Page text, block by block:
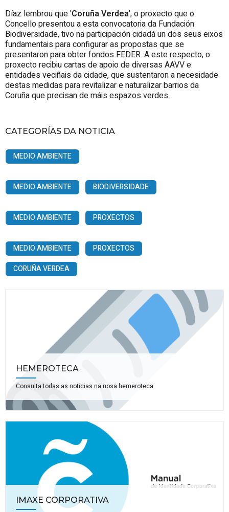
Díaz lembrou que 'Coruña Verdea', o proxecto que o
Concello presentou a esta convocatoria da Fundación
Biodiversidade, tivo na participación cidadá un dos seus eixos
fundamentais para configurar as propostas que se
presentaron para obter fondos FEDER. A este respecto, o
proxecto recibiu cartas de apoio de diversas AAVV e
entidades veciñais da cidade, que sustentaron a necesidade
destas medidas para revitalizar e naturalizar barrios da
Coruña que precisan de máis espazos verdes.
CATEGORÍAS DA NOTICIA
MEDIO AMBIENTE
MEDIO AMBIENTE BIODIVERSIDADE
MEDIO AMBIENTE PROXECTOS
MEDIO AMBIENTE
PROXECTOS
CORUÑA VERDEA
HEMEROTECA
Consulta todas as noticias na nosa hemeroteca
IMAXE CORPORATIVA